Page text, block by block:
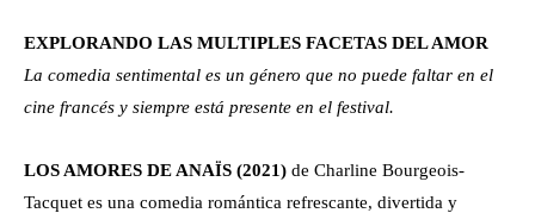
EXPLORANDO LAS MULTIPLES FACETAS DEL AMOR
La comedia sentimental es un género que no puede faltar en el
cine francés y siempre está presente en el festival.
LOS AMORES DE ANAÏS (2021) de Charline Bourgeois-
Tacquet es una comedia romántica refrescante, divertida y